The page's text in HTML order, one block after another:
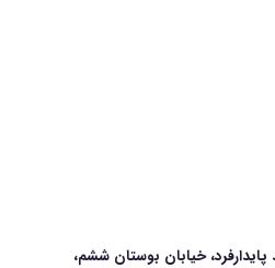
پایدارفرد، خیابان بوستان ششم،